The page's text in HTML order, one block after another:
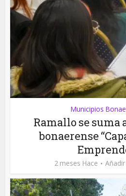
Municipios
Ramallo se suma
bonaerense
2 meses Hace